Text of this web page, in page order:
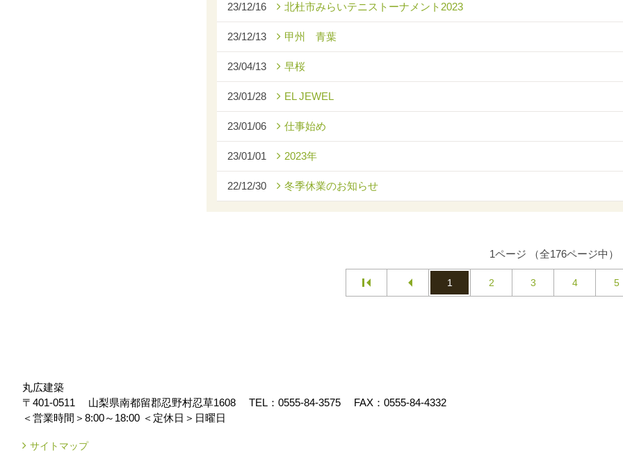
23/12/16 北杜市みらいテニストーナメント2023
23/12/13 甲州 青葉
23/04/13 早桜
23/01/28 EL JEWEL
23/01/06 仕事始め
23/01/01 2023年
22/12/30 冬季休業のお知らせ
1ページ （全176ページ中）
1 2 3 4 5
丸広建築
〒401-0511
山梨県南都留郡忍野村忍草1608 TEL： 0555-84-3575
FAX：0555-84-4332
＜営業時間＞8:00～18:00 ＜定休日＞日曜日
サイトマップ